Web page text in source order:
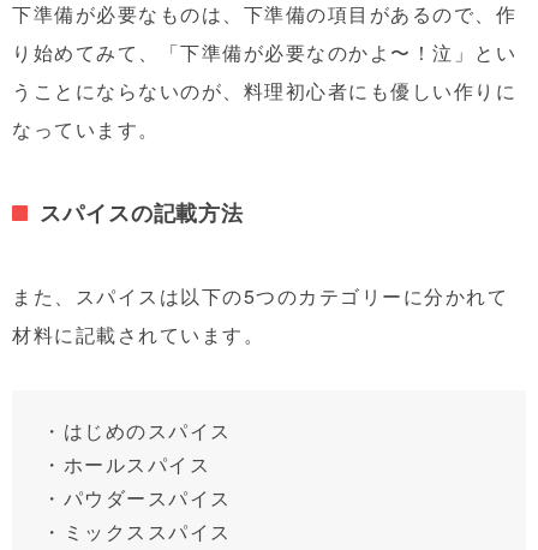
下準備が必要なものは、下準備の項目があるので、作
り始めてみて、「下準備が必要なのかよ〜！泣」とい
うことにならないのが、料理初心者にも優しい作りに
なっています。
スパイスの記載方法
また、スパイスは以下の5つのカテゴリーに分かれて
材料に記載されています。
・はじめのスパイス
・ホールスパイス
・パウダースパイス
・ミックススパイス